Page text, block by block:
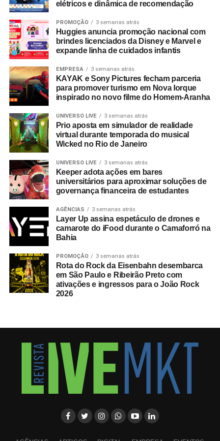
elétricos e dinâmica de recomendação
PROMOÇÃO 3 semanas atrás
Huggies anuncia promoção nacional com
brindes licenciados da Disney e Marvel e
expande linha de cuidados infantis
EMPRESA 3 semanas atrás
KAYAK e Sony Pictures fecham parceria
para promover turismo em Nova Iorque
inspirado no novo filme do Homem-Aranha
UNIVERSO LIVE 3 semanas atrás
Prio aposta em simulador de realidade
virtual durante temporada do musical
Wicked no Rio de Janeiro
UNIVERSO LIVE 3 semanas atrás
Keeper adota ações em bares
universitários para aproximar soluções de
governança financeira de estudantes
AGÊNCIAS 3 semanas atrás
Layer Up assina espetáculo de drones e
camarote do iFood durante o Camaforró na
Bahia
PROMOÇÃO 3 semanas atrás
Rota do Rock da Eisenbahn desembarca
em São Paulo e Ribeirão Preto com
ativações e ingressos para o João Rock
2026